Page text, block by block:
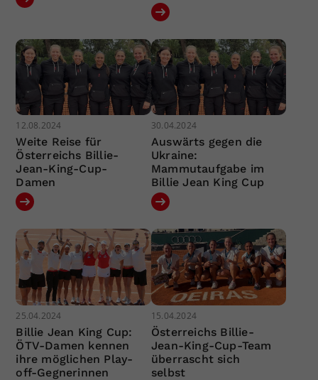
12.08.2024
Weite Reise für
Österreichs Billie-
Jean-King-Cup-
Damen
30.04.2024
Auswärts gegen die
Ukraine:
Mammutaufgabe im
Billie Jean King Cup
25.04.2024
Billie Jean King Cup:
ÖTV-Damen kennen
ihre möglichen Play-
off-Gegnerinnen
15.04.2024
Österreichs Billie-
Jean-King-Cup-Team
überrascht sich
selbst